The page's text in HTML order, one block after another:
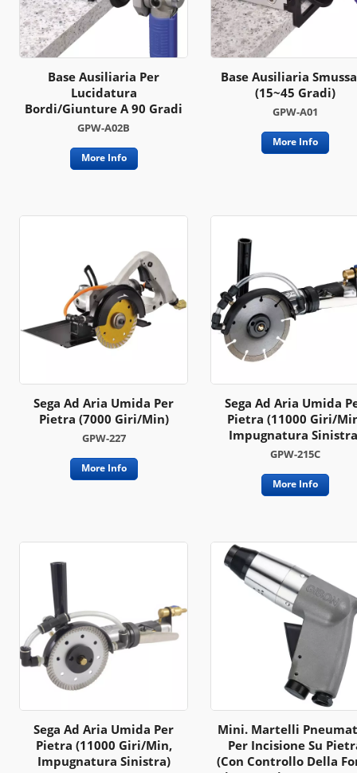
Base Ausiliaria Per
Lucidatura
Bordi/giunture A 90 Gradi
GPW-A02B
More Info
Base Ausiliaria
(15~45 Gradi)
GPW-A01
More Info
Sega Ad Aria Umida Per
Pietra (7000 Giri/min)
GPW-227
More Info
Sega Ad Aria Umida
Pietra (11000 Giri/
Impugnatura
GPW-215C
More Info
Sega Ad Aria Umida Per
Pietra (11000 Giri/min,
Impugnatura Sinistra)
Mini. Martelli
Per Incisione Su
(con Controllo Della